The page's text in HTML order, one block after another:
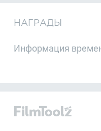
НАГРАДЫ
Информация